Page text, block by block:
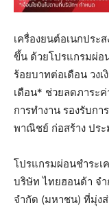
เครื่องยนต์อเนกประ
ขึ้น ด้วยโปรแกรมผ่อ
ร้อยบาทต่อเดือน วง
เดือน* ช่วยลดภาระ
การทำงาน รองรับก
พาณิชย์ ก่อสร้าง ประ
โปรแกรมผ่อนชำระเ
บริษัท ไทยฮอนด้า จ
จำกัด (มหาชน) ที่มุ่งส่